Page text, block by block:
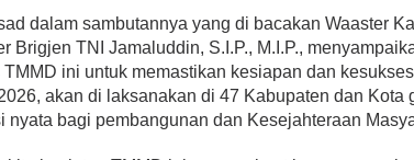
dalam sambutannya yang di bacakan Waaster
Brigjen TNI Jamaluddin, S.I.P., M.I.P.,
TMMD ini untuk memastikan kesiapan dan
akan di laksanakan di 47 Kabupaten dan Kota
nyata bagi pembangunan dan Kesejahteraan